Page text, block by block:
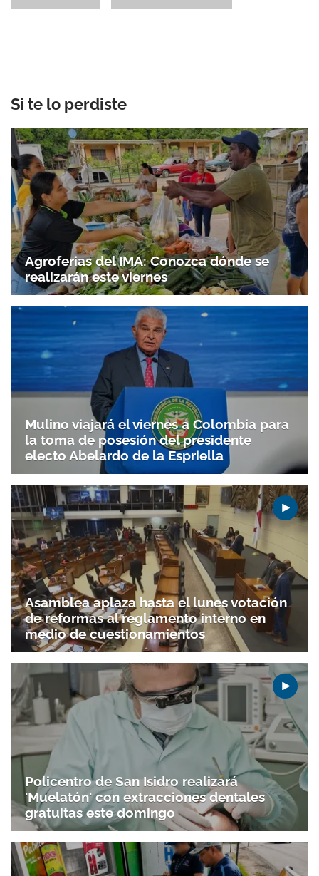
Si te lo perdiste
Agroferias del IMA: Conozca dónde se
realizarán este viernes
Mulino viajará el viernes a Colombia para
la toma de posesión del presidente
electo Abelardo de la Espriella
Asamblea aplaza hasta el lunes votación
de reformas al reglamento interno en
medio de cuestionamientos
Policentro de San Isidro realizará
'Muelatón' con extracciones dentales
gratuitas este domingo